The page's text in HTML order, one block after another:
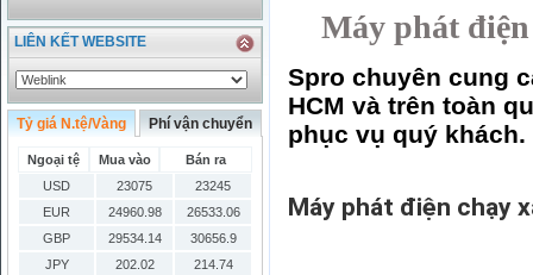
LIÊN KẾT WEBSITE
Tỷ giá N.tệ/Vàng Phí vận chuyển
Ngoại tệ Mua vào
Bán ra
USD
23075
23245
EUR
24960.98
26533.06
GBP
29534.14
30656.9
JPY
202.02
214.74
Máy phát điện
Spro chuyên cung
HCM và trên toàn
phục vụ quý khách.
Máy phát điện chạy